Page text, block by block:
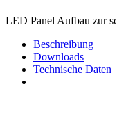
LED Panel Aufbau zur
Beschreibung
Downloads
Technische Daten